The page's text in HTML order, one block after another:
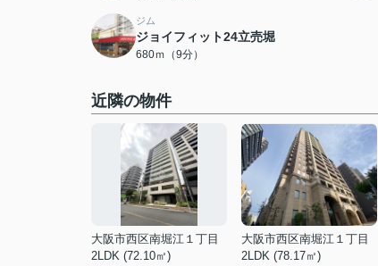
ジム
ジョイフィット24立売堀
680ｍ（9分）
近隣の物件
大阪市西区南堀江１丁目
2LDK (72.10㎡)
大阪市西区南堀江１丁目
2LDK (78.17㎡)